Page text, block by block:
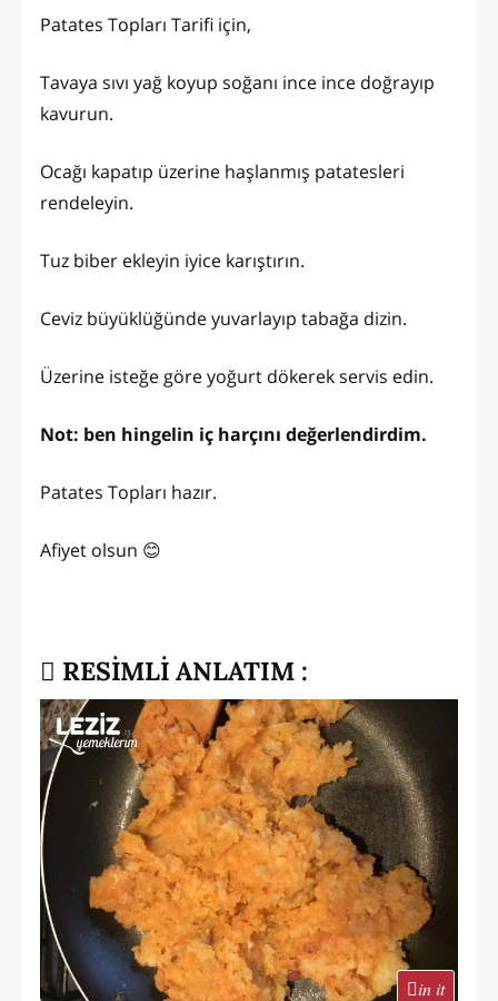
Patates Topları Tarifi için,
Tavaya sıvı yağ koyup soğanı ince ince doğrayıp
kavurun.
Ocağı kapatıp üzerine haşlanmış patatesleri
rendeleyin.
Tuz biber ekleyin iyice karıştırın.
Ceviz büyüklüğünde yuvarlayıp tabağa dizin.
Üzerine isteğe göre yoğurt dökerek servis edin.
Not: ben hingelin iç harçını değerlendirdim.
Patates Topları hazır.
Afiyet olsun 😊
RESİMLİ ANLATIM :
in it